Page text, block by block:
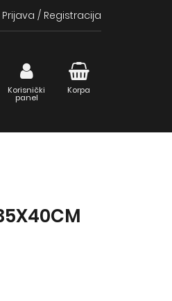
Prijava / Registracija
Korisnički
panel
Korpa